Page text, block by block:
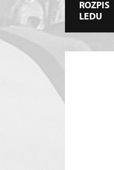
ROZPIS
LEDU